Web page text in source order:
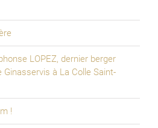
LOPEZ, dernier berger
à La Colle Saint-
!